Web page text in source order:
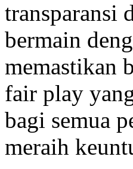
transparansi
bermain
memastikan
fair play
bagi semua
meraih